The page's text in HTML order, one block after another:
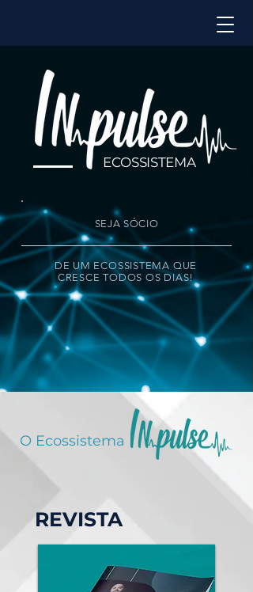
ECOSSISTEMA
SEJA SÓCIO
DE UM ECOSSISTEMA QUE
CRESCE TODOS OS DIAS!
O Ecossistema
REVISTA